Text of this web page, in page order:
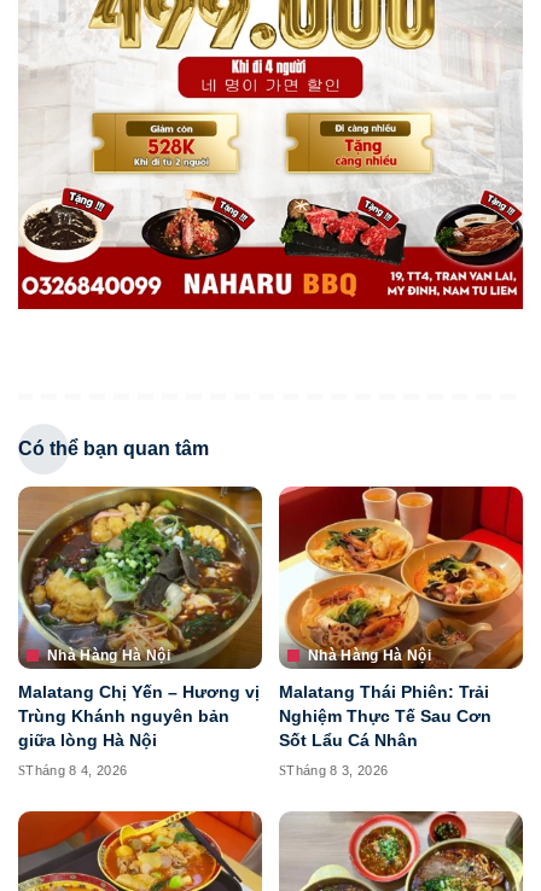
Có thể bạn quan tâm
Nhà Hàng Hà Nội
Malatang Chị Yến – Hương vị
Trùng Khánh nguyên bản
giữa lòng Hà Nội
Tháng 8 4, 2026
Nhà Hàng Hà Nội
Malatang Thái Phiên: Trải
Nghiệm Thực Tế Sau Cơn
Sốt Lẩu Cá Nhân
Tháng 8 3, 2026